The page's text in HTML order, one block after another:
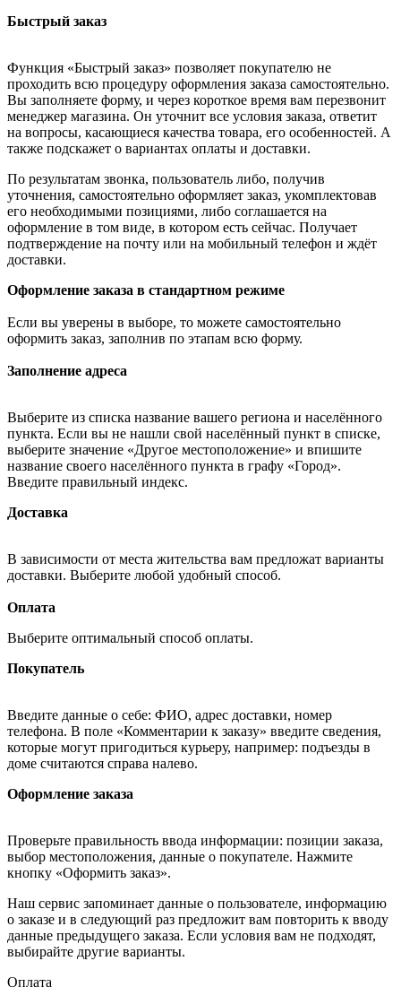
Быстрый заказ
Функция «Быстрый заказ» позволяет покупателю не
проходить всю процедуру оформления заказа самостоятельно.
Вы заполняете форму, и через короткое время вам перезвонит
менеджер магазина. Он уточнит все условия заказа, ответит
на вопросы, касающиеся качества товара, его особенностей. А
также подскажет о вариантах оплаты и доставки.
По результатам звонка, пользователь либо, получив
уточнения, самостоятельно оформляет заказ, укомплектовав
его необходимыми позициями, либо соглашается на
оформление в том виде, в котором есть сейчас. Получает
подтверждение на почту или на мобильный телефон и ждёт
доставки.
Оформление заказа в стандартном режиме
Если вы уверены в выборе, то можете самостоятельно
оформить заказ, заполнив по этапам всю форму.
Заполнение адреса
Выберите из списка название вашего региона и населённого
пункта. Если вы не нашли свой населённый пункт в списке,
выберите значение «Другое местоположение» и впишите
название своего населённого пункта в графу «Город».
Введите правильный индекс.
Доставка
В зависимости от места жительства вам предложат варианты
доставки. Выберите любой удобный способ.
Оплата
Выберите оптимальный способ оплаты.
Покупатель
Введите данные о себе: ФИО, адрес доставки, номер
телефона. В поле «Комментарии к заказу» введите сведения,
которые могут пригодиться курьеру, например: подъезды в
доме считаются справа налево.
Оформление заказа
Проверьте правильность ввода информации: позиции заказа,
выбор местоположения, данные о покупателе. Нажмите
кнопку «Оформить заказ».
Наш сервис запоминает данные о пользователе, информацию
о заказе и в следующий раз предложит вам повторить к вводу
данные предыдущего заказа. Если условия вам не подходят,
выбирайте другие варианты.
Оплата